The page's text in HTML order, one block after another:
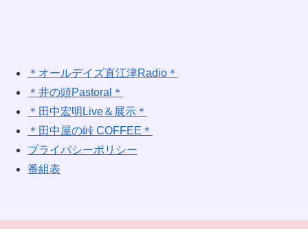
＊オールデイズ直江津Radio＊
＊井の頭Pastoral＊
＊田中宏明Live＆展示＊
＊田中屋の峠 COFFEE＊
プライバシーポリシー
番組表